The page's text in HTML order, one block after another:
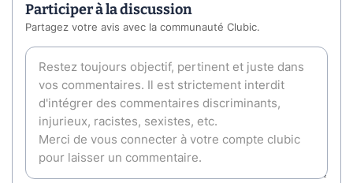
Participer à la discussion
Partagez votre avis avec la communauté Clubic.